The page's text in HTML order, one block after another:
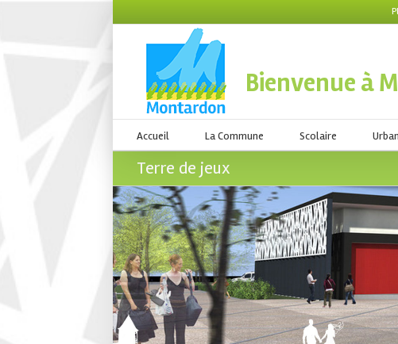
Bienvenue à
Accueil La Commune Scolaire
Terre de jeux